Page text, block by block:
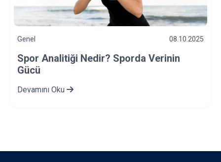
Genel 03.10.2025
Bağımlılık Türleri Nelerdir? Spor ve
Bağımlılık İlişkisi Nasıldır?
Devamını Oku